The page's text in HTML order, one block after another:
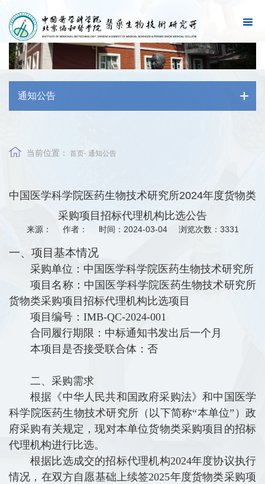
通知公告
当前位置： 首页- 通知公告
中国医学科学院医药生物技术研究所2024年度货物类
采购项目招标代理机构比选公告
来源： 作者： 时间：2024-03-04 浏览次数： 3331
一、项目基本情况
采购单位：中国医学科学院医药生物技术研究所
项目名称：中国医学科学院医药生物技术研究所
货物类采购项目招标代理机构比选项目
项目编号：IMB-QC-2024-001
合同履行期限：中标通知书发出后一个月
本项目是否接受联合体：否
二、采购需求
根据《中华人民共和国政府采购法》和中国医学
科学院医药生物技术研究所（以下简称“本单位”）政
府采购有关规定 ，现对本单位货物类采购项目的招标
代理机构进行比选。
根据比选成交的招标代理机构2024年度协议执行
情况，在双方自愿基础上续签2025年度货物类采购项